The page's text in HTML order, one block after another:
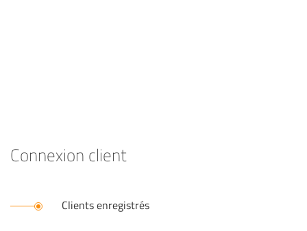
Connexion client
Clients enregistrés